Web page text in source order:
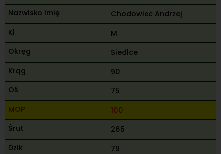
Chodowiec Andrzej
M
Siedlce
90
75
100
265
79